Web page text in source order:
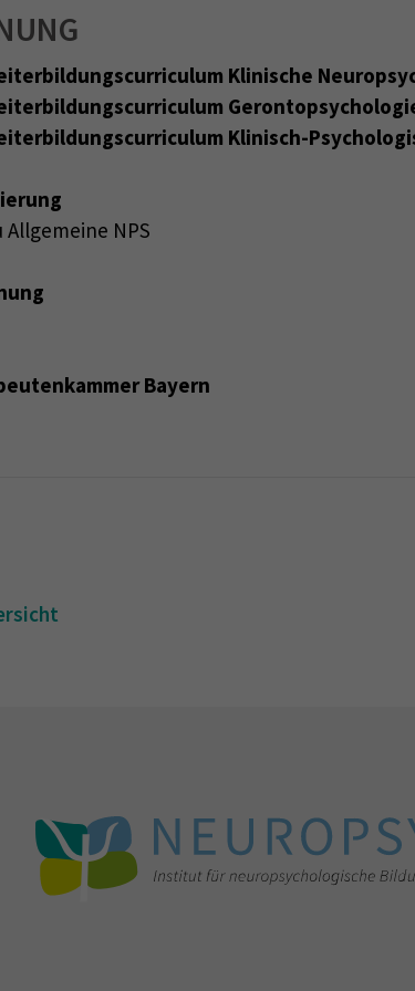
Klinische
Klinisch-
Allgemeine NPS
Bayern